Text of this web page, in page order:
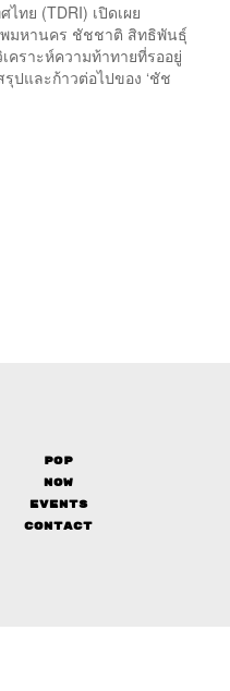
ทย (TDRI) เปิดเผย
พมหานคร ชัชชาติ สิทธิพันธุ์
คราะห์ความท้าทายที่รออยู่
และก้าวต่อไปของ ‘ชัช
Pop
Now
Events
Contact